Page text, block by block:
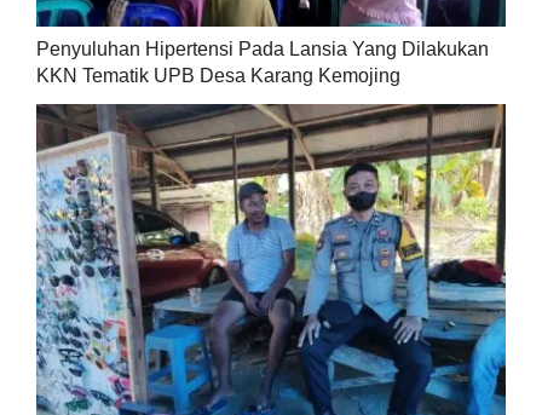
Penyuluhan Hipertensi Pada Lansia Yang Dilakukan
KKN Tematik UPB Desa Karang Kemojing